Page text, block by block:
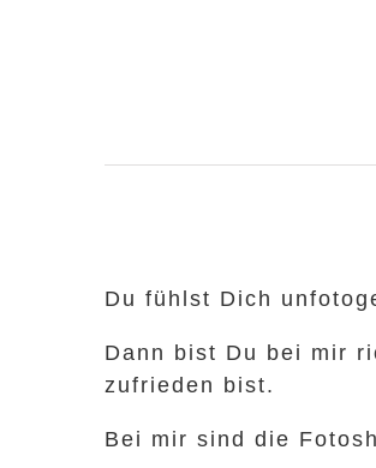
Du fühlst Dich
Dann bist Du bei mir
zufrieden bist.
Bei mir sind die